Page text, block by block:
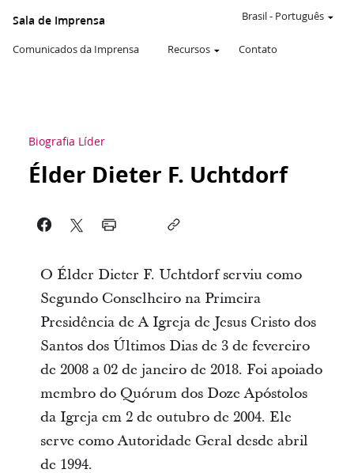
Sala de Imprensa
Comunicados da Imprensa Recursos Contato
Brasil- Português
Biografia Líder
Élder Dieter F. Uchtdorf
O Élder Dieter F. Uchtdorf serviu como
Segundo Conselheiro na Primeira
Presidência de A Igreja de Jesus Cristo dos
Santos dos Últimos Dias de 3 de fevereiro
de 2008 a 02 de janeiro de 2018. Foi apoiado
membro do Quórum dos Doze Apóstolos
da Igreja em 2 de outubro de 2004. Ele
serve como Autoridade Geral desde abril
de 1994.